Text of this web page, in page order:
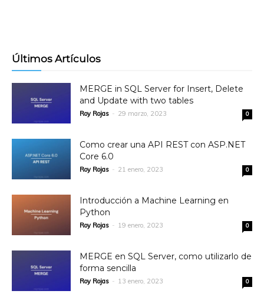
Últimos Artículos
MERGE in SQL Server for Insert, Delete
and Update with two tables
Roy Rojas - 29 marzo, 2023 0
Como crear una API REST con ASP.NET
Core 6.0
Roy Rojas - 21 enero, 2023 0
Introducción a Machine Learning en
Python
Roy Rojas - 19 enero, 2023 0
MERGE en SQL Server, como utilizarlo de
forma sencilla
Roy Rojas - 13 enero, 2023 0